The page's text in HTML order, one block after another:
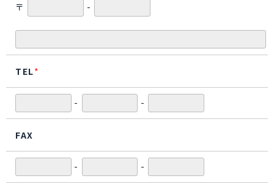
〒 -
TEL*
- -
FAX
- -